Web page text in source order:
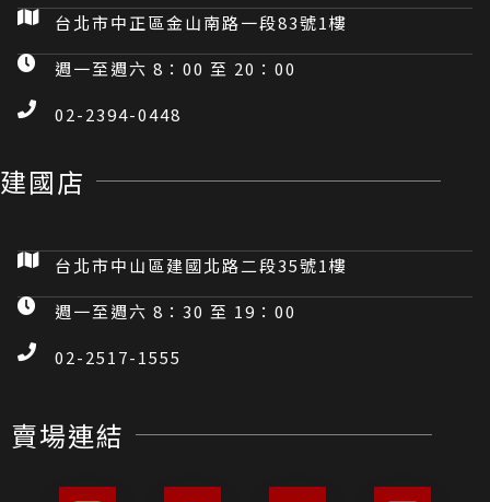
台北市中正區金山南路一段83號1樓
週一至週六 8：00 至 20：00
02-2394-0448
建國店
台北市中山區建國北路二段35號1樓
週一至週六 8：30 至 19：00
02-2517-1555
賣場連結